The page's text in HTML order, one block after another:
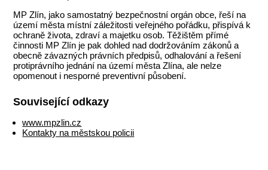
MP Zlín, jako samostatný bezpečnostní orgán obce, řeší na
území města místní záležitosti veřejného pořádku, přispívá k
ochraně života, zdraví a majetku osob. Těžištěm přímé
činnosti MP Zlín je pak dohled nad dodržováním zákonů a
obecně závazných právních předpisů, odhalování a řešení
protiprávního jednání na území města Zlína, ale nelze
opomenout i nesporné preventivní působení.
Související odkazy
www.mpzlin.cz
Kontakty na městskou policii